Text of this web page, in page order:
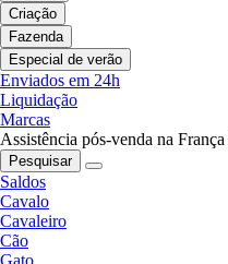
Criação
Fazenda
Especial de verão
Enviados em 24h
Liquidação
Marcas
Assistência pós-venda na França
Pesquisar
Saldos
Cavalo
Cavaleiro
Cão
Gato